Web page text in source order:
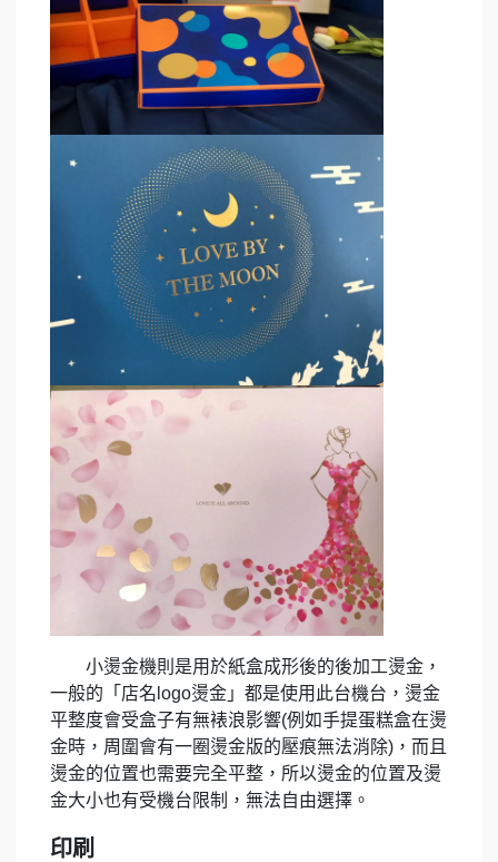
小燙金機則是用於紙盒成形後的後加工燙金，
一般的「店名logo燙金」都是使用此台機台，燙金
平整度會受盒子有無裱浪影響(例如手提蛋糕盒在燙
金時，周圍會有一圈燙金版的壓痕無法消除)，而且
燙金的位置也需要完全平整，所以燙金的位置及燙
金大小也有受機台限制，無法自由選擇。
印刷